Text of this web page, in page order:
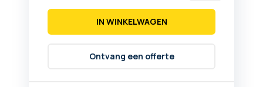
IN WINKELWAGEN
Ontvang een offerte